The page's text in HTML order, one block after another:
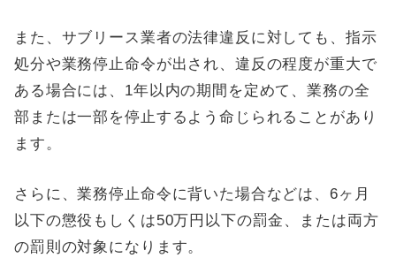
また、サブリース業者の法律違反に対しても、指示
処分や業務停止命令が出され、違反の程度が重大で
ある場合には、1年以内の期間を定めて、業務の全
部または一部を停止するよう命じられることがあり
ます。
さらに、業務停止命令に背いた場合などは、6ヶ月
以下の懲役もしくは50万円以下の罰金、または両方
の罰則の対象になります。